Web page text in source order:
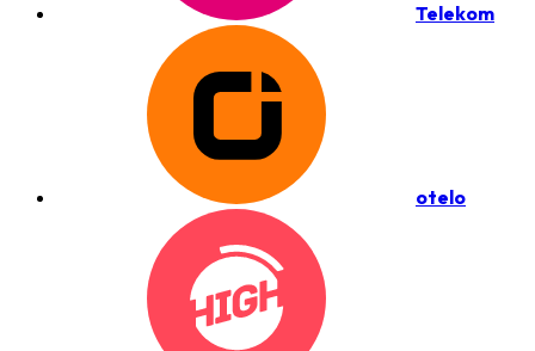
Telekom
otelo